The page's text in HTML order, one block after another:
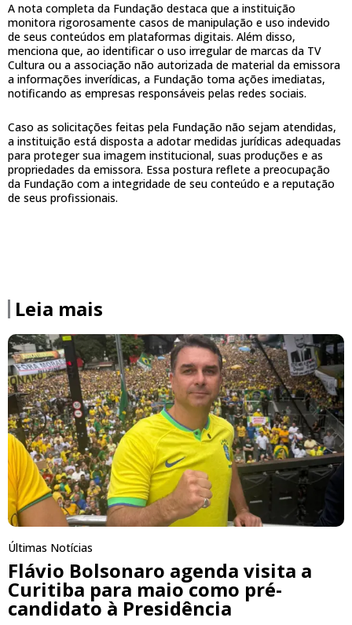
A nota completa da Fundação destaca que a instituição
monitora rigorosamente casos de manipulação e uso indevido
de seus conteúdos em plataformas digitais. Além disso,
menciona que, ao identificar o uso irregular de marcas da TV
Cultura ou a associação não autorizada de material da emissora
a informações inverídicas, a Fundação toma ações imediatas,
notificando as empresas responsáveis pelas redes sociais.
Caso as solicitações feitas pela Fundação não sejam atendidas,
a instituição está disposta a adotar medidas jurídicas adequadas
para proteger sua imagem institucional, suas produções e as
propriedades da emissora. Essa postura reflete a preocupação
da Fundação com a integridade de seu conteúdo e a reputação
de seus profissionais.
Leia mais
Últimas Notícias
Flávio Bolsonaro agenda visita a
Curitiba para maio como pré-
candidato à Presidência